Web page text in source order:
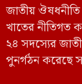
জাতীয়
খাতের নীতিগত
২৪ সদস্যের
পুনর্গঠন করেছে